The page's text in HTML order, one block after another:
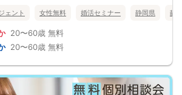
ェント 女性無料 婚活セミナー 静岡県 静
20〜60歳 無料
20〜60歳 無料